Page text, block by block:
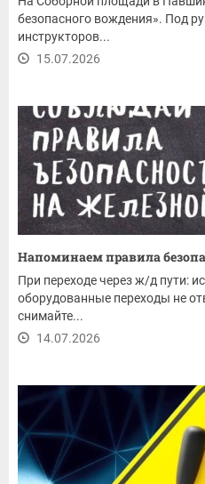
безопасного вождения». Под
инструкторов...
15.07.2026
Напоминаем правила
При переходе через ж/д пути:
оборудованные переходы не
снимайте...
14.07.2026